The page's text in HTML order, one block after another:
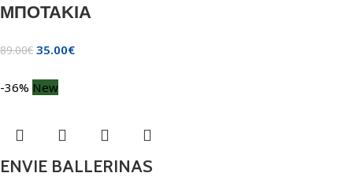
ΜΠΟΤΑΚΙΑ
89.00€ 35.00€
-36% New
ENVIE BALLERINAS